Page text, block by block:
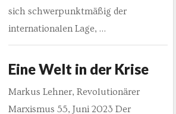
sich schwerpunktmäßig der
internationalen Lage, …
Eine Welt in der Krise
Markus Lehner, Revolutionärer
Marxismus 55, Juni 2023 Der